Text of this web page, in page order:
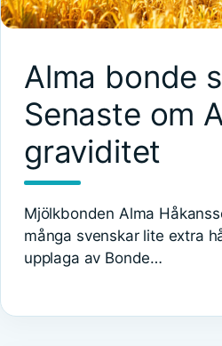
Alma bonde
Senaste om
graviditet
Mjölkbonden Alma
många svenskar lite extra
upplaga av Bonde…